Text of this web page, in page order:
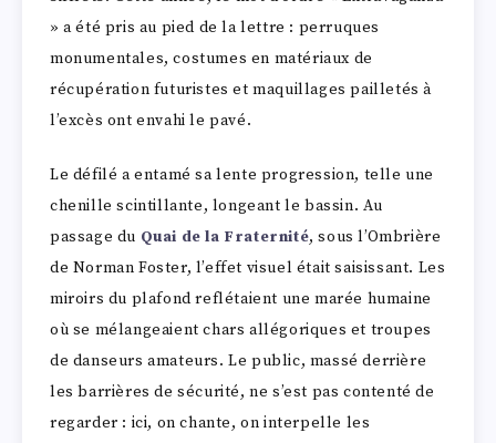
» a été pris au pied de la lettre : perruques
monumentales, costumes en matériaux de
récupération futuristes et maquillages pailletés à
l’excès ont envahi le pavé.
Le défilé a entamé sa lente progression, telle une
chenille scintillante, longeant le bassin. Au
passage du Quai de la Fraternité, sous l’Ombrière
de Norman Foster, l’effet visuel était saisissant. Les
miroirs du plafond reflétaient une marée humaine
où se mélangeaient chars allégoriques et troupes
de danseurs amateurs. Le public, massé derrière
les barrières de sécurité, ne s’est pas contenté de
regarder : ici, on chante, on interpelle les